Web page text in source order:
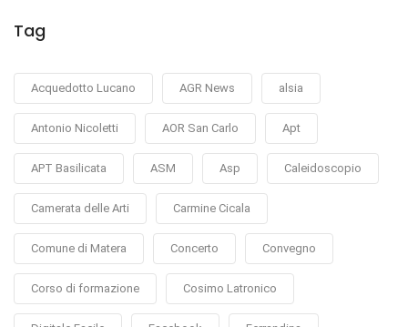
Tag
Acquedotto Lucano AGR News alsia
Antonio Nicoletti AOR San Carlo Apt
APT Basilicata ASM Asp Caleidoscopio
Camerata delle Arti Carmine Cicala
Comune di Matera Concerto Convegno
Corso di formazione Cosimo Latronico